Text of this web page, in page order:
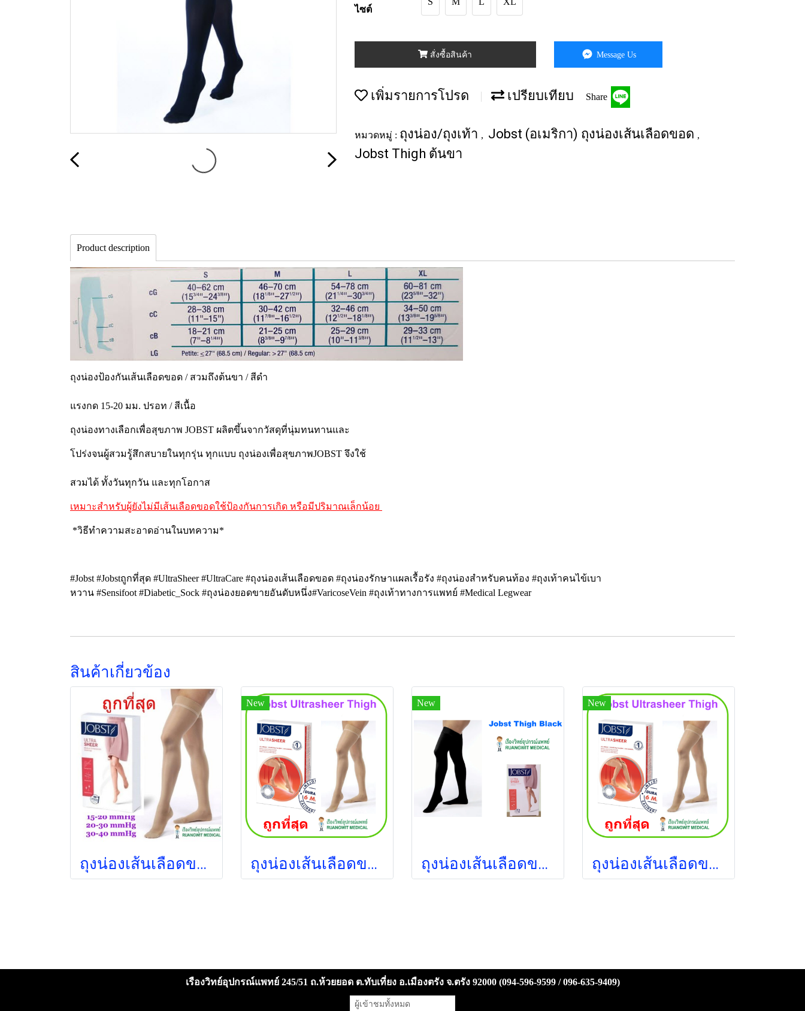
ไซต์
สั่งซื้อสินค้า Message Us
เพิ่มรายการโปรด เปรียบเทียบ Share
หมวดหมู่ : ถุงน่อง/ถุงเท้า , Jobst (อเมริกา) ถุงน่องเส้นเลือดขอด ,
Jobst Thigh ต้นขา
Product description
ถุงน่องป้องกันเส้นเลือดขอด / สวมถึงต้นขา / สีดำ
แรงกด 15-20 มม. ปรอท / สีเนื้อ
ถุงน่องทางเลือกเพื่อสุขภาพ JOBST ผลิตขึ้นจากวัสดุที่นุ่มทนทานและ
โปร่งจนผู้สวมรู้สึกสบายในทุกรุ่น ทุกแบบ ถุงน่องเพื่อสุขภาพJOBST จึงใช้
สวมได้ ทั้งวันทุกวัน และทุกโอกาส
เหมาะสำหรับผู้ยังไม่มีเส้นเลือดขอดใช้ป้องกันการเกิด หรือมีปริมาณเล็กน้อย
*วิธีทำความสะอาดอ่านในบทความ*
#Jobst #Jobstถูกที่สุด #UltraSheer #UltraCare #ถุงน่องเส้นเลือดขอด #ถุงน่องรักษาแผลเรื้อรัง #ถุงน่องสำหรับคนท้อง #ถุงเท้าคนไข้เบา
หวาน #Sensifoot #Diabetic_Sock #ถุงน่องยอดขายอันดับหนึ่ง#VaricoseVein #ถุงเท้าทางการแพทย์ #Medical Legwear
สินค้าเกี่ยวข้อง
ถุงน่องเส้นเลือดขอด Jobst ระดับต้นขา แรงบีบ 15-20 มม.ปรอท
New
ถุงน่องเส้นเลือดขอด Jobst Ultrasheer Thigh ระดับต้นขา แรงบีบ 20-30 มม.ปรอท
New
ถุงน่องเส้นเลือดขอด Jobst ระดับต้นขา แรงดัน 30-40 มม.ปรอท สีดำ
New
ถุงน่องเส้นเลือดขอด Jobst Ultrasheer Thigh ระดับต้นขา แรงบีบ 30-40 มม.ปรอท
เรืองวิทย์อุปกรณ์แพทย์ 245/51 ถ.ห้วยยอด ต.ทับเที่ยง อ.เมืองตรัง จ.ตรัง 92000 (094-596-9599 / 096-635-9409)
ผู้เข้าชมวันนี้